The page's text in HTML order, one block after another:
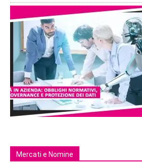
Mercati e Nomine